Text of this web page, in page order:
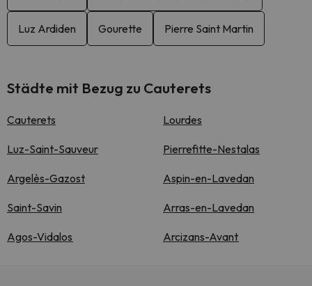
Luz Ardiden Gourette Pierre Saint Martin
Städte mit Bezug zu Cauterets
Cauterets Lourdes
Luz-Saint-Sauveur Pierrefitte-Nestalas
Argelès-Gazost Aspin-en-Lavedan
Saint-Savin Arras-en-Lavedan
Agos-Vidalos Arcizans-Avant